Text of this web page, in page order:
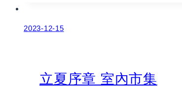
2023-12-15
立夏序章 室內市集